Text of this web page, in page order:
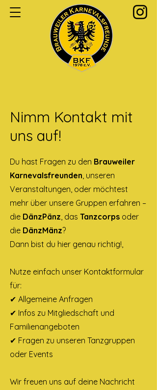
Nimm Kontakt mit
uns auf!
Du hast Fragen zu den Brauweiler
Karnevalsfreunden, unseren
Veranstaltungen, oder möchtest
mehr über unsere Gruppen erfahren –
die DänzPänz, das Tanzcorps oder
die DänzMänz?
Dann bist du hier genau richtig!,
Nutze einfach unser Kontaktformular
für:
✔ Allgemeine Anfragen
✔ Infos zu Mitgliedschaft und
Familienangeboten
✔ Fragen zu unseren Tanzgruppen
oder Events
Wir freuen uns auf deine Nachricht